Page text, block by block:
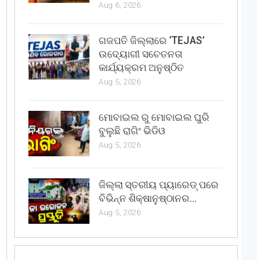
Aug 6, 2026
ଗଜପତି ଜିଲ୍ଲାରେ ‘TEJAS’
ଉଦ୍ୟୋଗୀ ସଚେତନତା
କାର୍ଯ୍ୟକ୍ରମ ଅନୁଷ୍ଠିତ
Aug 5, 2026
ମୋବାଇଲ ରୁ ମୋବାଇଲ ଘୁରି
ବୁଲୁଛି ରାଗିଂ ଭିଡିଓ
Aug 5, 2026
ଜିଲ୍ଲା ସ୍ତରୀୟ ପ୍ୟାରେଡ୍ ପରେ
ବିଭିନ୍ନ ଶିକ୍ଷାନୁଷ୍ଠାନର…
Aug 5, 2026